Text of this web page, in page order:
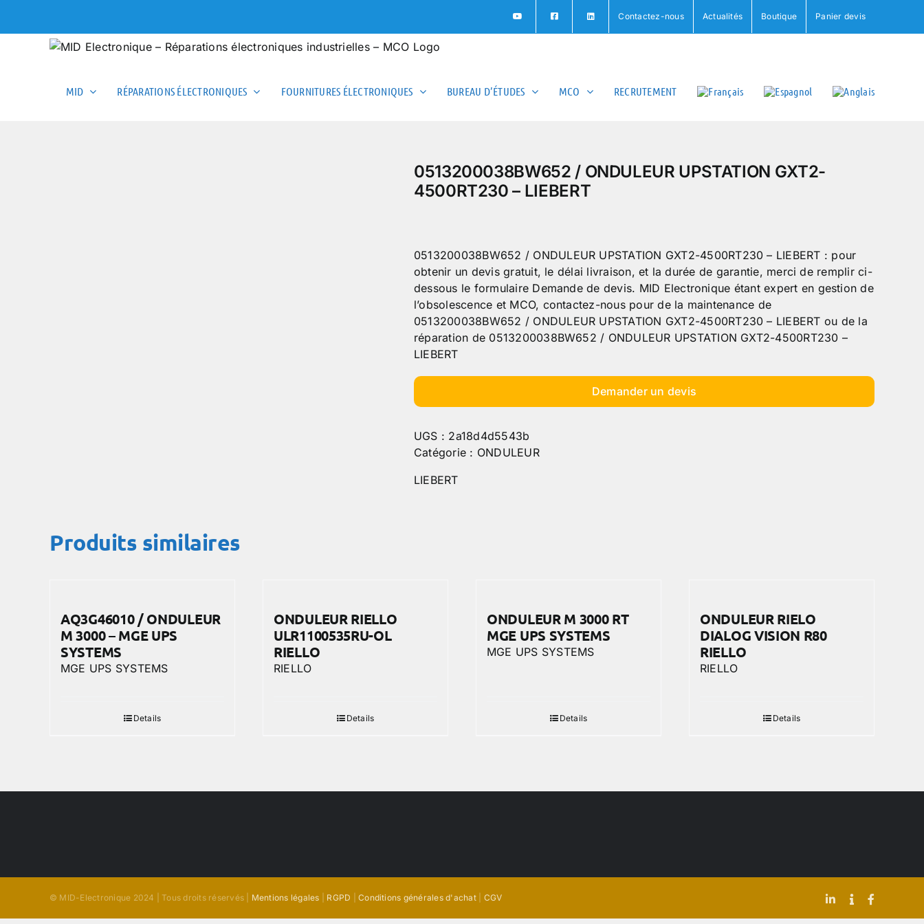
Contactez-nous Actualités Boutique Panier devis
MID RÉPARATIONS ÉLECTRONIQUES FOURNITURES ÉLECTRONIQUES BUREAU D’ÉTUDES MCO RECRUTEMENT
0513200038BW652 / ONDULEUR UPSTATION GXT2-
4500RT230 – LIEBERT
0513200038BW652 / ONDULEUR UPSTATION GXT2-4500RT230 – LIEBERT : pour
obtenir un devis gratuit, le délai livraison, et la durée de garantie, merci de remplir ci-
dessous le formulaire Demande de devis. MID Electronique étant expert en gestion de
l’obsolescence et MCO, contactez-nous pour de la maintenance de
0513200038BW652 / ONDULEUR UPSTATION GXT2-4500RT230 – LIEBERT ou de la
réparation de 0513200038BW652 / ONDULEUR UPSTATION GXT2-4500RT230 –
LIEBERT
Demander un devis
UGS : 2a18d4d5543b
Catégorie : ONDULEUR
LIEBERT
Produits similaires
AQ3G46010 / ONDULEUR
M 3000 – MGE UPS
SYSTEMS
MGE UPS SYSTEMS
Details
ONDULEUR RIELLO
ULR1100535RU-OL
RIELLO
RIELLO
Details
ONDULEUR M 3000 RT
MGE UPS SYSTEMS
MGE UPS SYSTEMS
Details
ONDULEUR RIELO
DIALOG VISION R80
RIELLO
RIELLO
Details
© MID-Electronique 2024 | Tous droits réservés | Mentions légales RGPD |Conditions générales d'achat| CGV LinkedIn
Indeed